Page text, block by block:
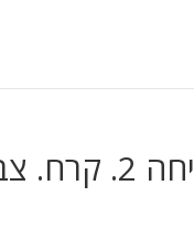
ומחלוקת